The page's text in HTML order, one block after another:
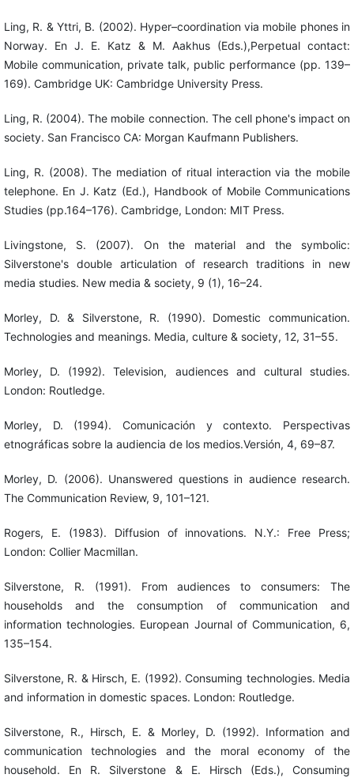
Ling, R. & Yttri, B. (2002). Hyper–coordination via mobile phones in
Norway. En J. E. Katz & M. Aakhus (Eds.),Perpetual contact:
Mobile communication, private talk, public performance (pp. 139–
169). Cambridge UK: Cambridge University Press.
Ling, R. (2004). The mobile connection. The cell phone's impact on
society. San Francisco CA: Morgan Kaufmann Publishers.
Ling, R. (2008). The mediation of ritual interaction via the mobile
telephone. En J. Katz (Ed.), Handbook of Mobile Communications
Studies (pp.164–176). Cambridge, London: MIT Press.
Livingstone, S. (2007). On the material and the symbolic:
Silverstone's double articulation of research traditions in new
media studies. New media & society, 9 (1), 16–24.
Morley, D. & Silverstone, R. (1990). Domestic communication.
Technologies and meanings. Media, culture & society, 12, 31–55.
Morley, D. (1992). Television, audiences and cultural studies.
London: Routledge.
Morley, D. (1994). Comunicación y contexto. Perspectivas
etnográficas sobre la audiencia de los medios.Versión, 4, 69–87.
Morley, D. (2006). Unanswered questions in audience research.
The Communication Review, 9, 101–121.
Rogers, E. (1983). Diffusion of innovations. N.Y.: Free Press;
London: Collier Macmillan.
Silverstone, R. (1991). From audiences to consumers: The
households and the consumption of communication and
information technologies. European Journal of Communication, 6,
135–154.
Silverstone, R. & Hirsch, E. (1992). Consuming technologies. Media
and information in domestic spaces. London: Routledge.
Silverstone, R., Hirsch, E. & Morley, D. (1992). Information and
communication technologies and the moral economy of the
household. En R. Silverstone & E. Hirsch (Eds.), Consuming